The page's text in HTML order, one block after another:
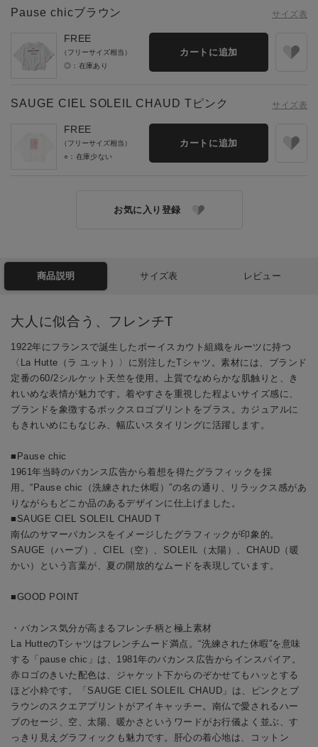
サイズ表
Pause chicブラウン
FREE
（フリーサイズ相当）
◎：在庫あり
カートに追加
サイズ表
SAUGE CIEL SOLEIL CHAUD Tピンク
FREE
（フリーサイズ相当）
○：在庫少ない
カートに追加
お気に入り登録
商品説明 サイズ表 レビュー
大人に似合う、フレンチT
1922年にフランスで誕生したボーイスカウト組織をルーツに持つ
〈La Hutte（ラ ユット）〉に別注したTシャツ。素材には、ブランド
定番の60/2シルケット天竺を使用。上質でなめらかな肌触りと、き
れいめな表情が魅力です。着やすさを重視した程よいサイズ感に、
ブランドを象徴するボックスロゴプリントをプラス。カジュアルに
もきれいめにもなじみ、幅広いスタイリングに活躍します。
■Pause chic
1961年当時のバカンス広告から着想を得たグラフィックを採
用。“Pause chic（洗練された休暇）”の名の通り、リラックス感があ
りながらもどこか品のあるデザインに仕上げました。
■SAUGE CIEL SOLEIL CHAUD T
南仏のサマーバカンスをイメージしたグラフィックが印象的。
SAUGE（ハーブ）、CIEL（空）、SOLEIL（太陽）、CHAUD（暖
かい）という言葉が、夏の開放的なムードを表現しています。
■GOOD POINT
・バカンス気分が高まるフレンチ柄と極上素材
La HutteのTシャツはフレンチムード満点。“洗練された休暇”を意味
する「pause chic」は、1981年のバカンス広告からインスパイア。
赤ロゴのきいた配色は、ジャケット下からのぞかせてもハッとする
ほど小粋です。「SAUGE CIEL SOLEIL CHAUD」は、ピンクとブ
ラウンのスクエアプリントがアイキャッチー。南仏で愛されるハー
ブのセージ、空、太陽、暖かさというワードがお行儀よく並ぶ、す
っきり見えグラフィックも魅力です。肝心の着心地は、コットン